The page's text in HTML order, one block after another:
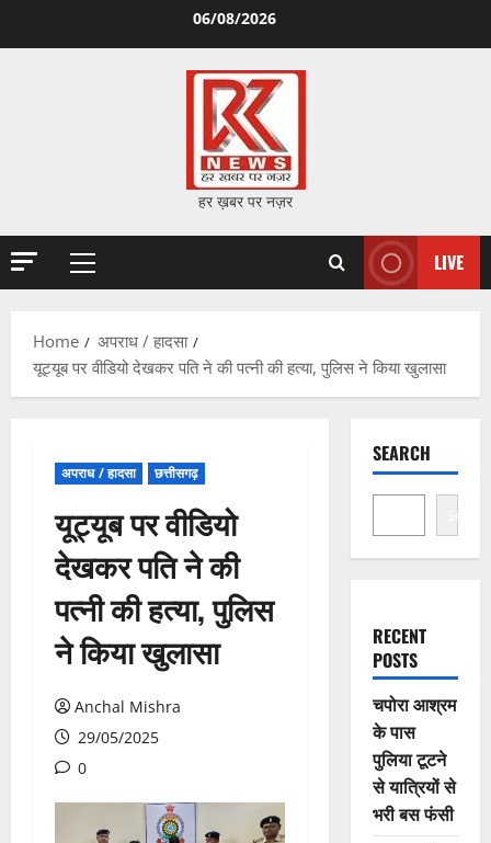
06/08/2026
हर ख़बर पर नज़र
Primary
LIVE
Home
अपराध / हादसा
यूट्यूब पर वीडियो देखकर पति ने की पत्नी की हत्या, पुलिस ने किया खुलासा
अपराध / हादसा छत्तीसगढ़
यूट्यूब पर वीडियो
देखकर पति ने की
पत्नी की हत्या, पुलिस
ने किया खुलासा
Anchal Mishra
29/05/2025
0
SEARCH
Search
RECENT
POSTS
चपोरा आश्रम
के पास
पुलिया टूटने
से यात्रियों से
भरी बस फंसी